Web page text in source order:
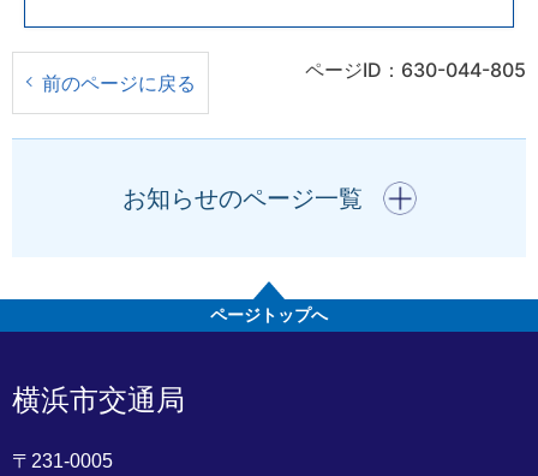
前のページに戻る
ページID：630-044-805
お知らせのページ一覧
開く
ページトップへ
横浜市交通局
〒231-0005